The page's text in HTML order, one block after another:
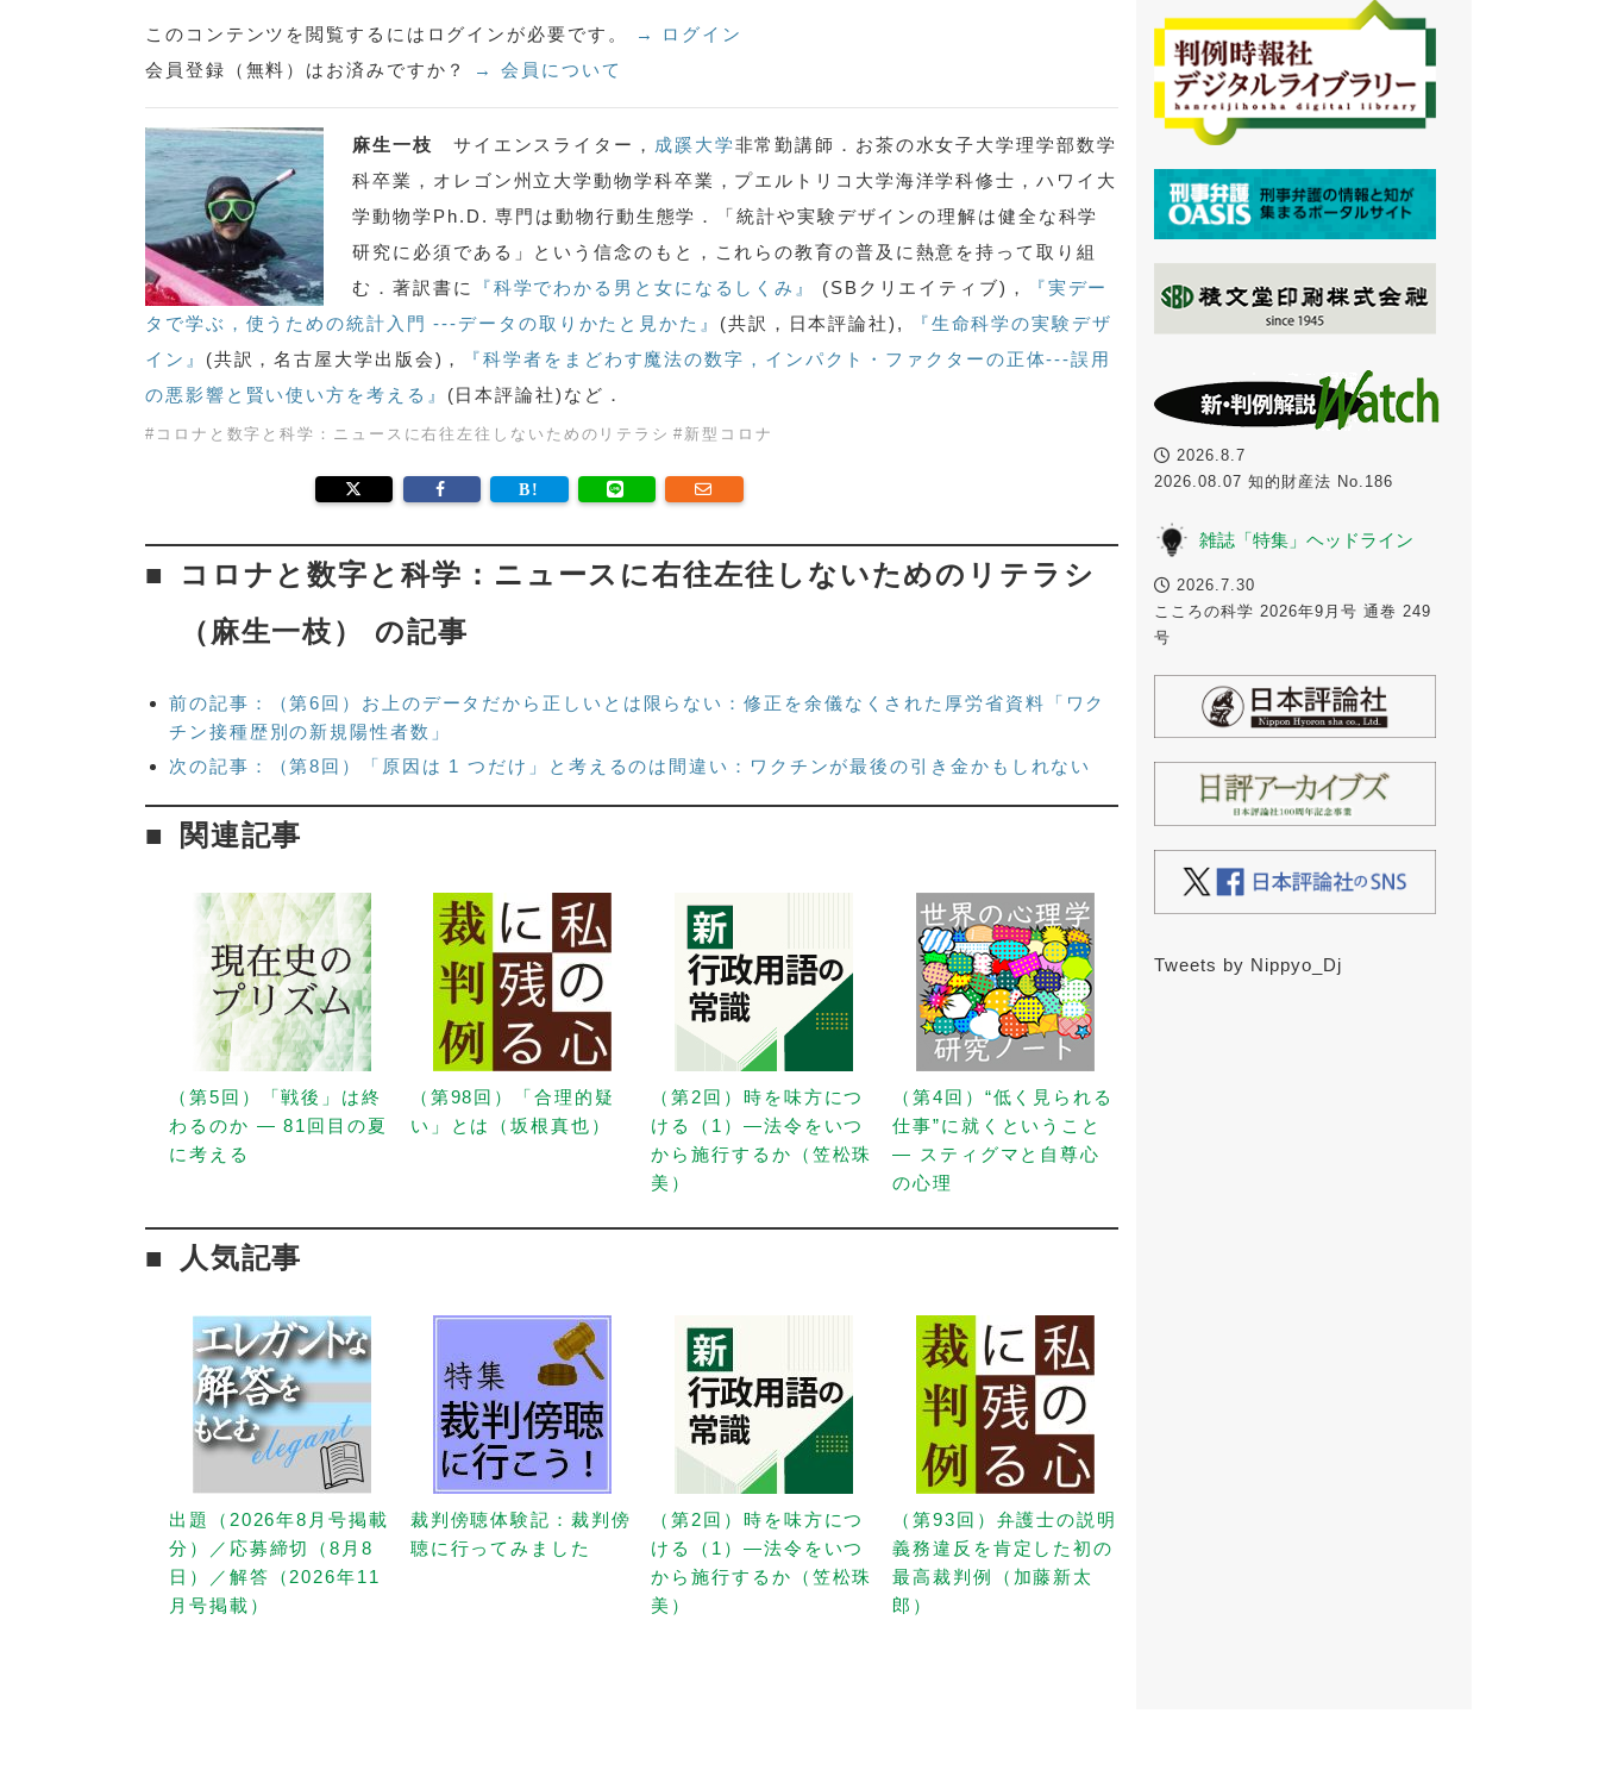
このコンテンツを閲覧するにはログインが必要です。
→ ログイン
会員登録（無料）はお済みですか？
→ 会員について
麻生一枝 サイエンスライター， 成蹊大学非常勤講師．お茶の水女子大学理学部数学
科卒業，オレゴン州立大学動物学科卒業，プエルトリコ大学海洋学科修士，ハワイ大
学動物学Ph.D. 専門は動物行動生態学．「統計や実験デザインの理解は健全な科学
研究に必須である」という信念のもと，これらの教育の普及に熱意を持って取り組
む．著訳書に
『科学でわかる男と女になるしくみ』 (SBクリエイティブ)，
『実デー
タで学ぶ，使うための統計入門 ---データの取りかたと見かた』 (共訳，日本評論社),
『生命科学の実験デザ
イン』 (共訳，名古屋大学出版会)，
『科学者をまどわす魔法の数字，インパクト・ファクターの正体---誤用
の悪影響と賢い使い方を考える』 (日本評論社)など．
# コロナと数字と科学：ニュースに右往左往しないためのリテラシ # 新型コロナ
コロナと数字と科学：ニュースに右往左往しないためのリテラシ
（麻生一枝） の記事
前の記事：（第6回）お上のデータだから正しいとは限らない：修正を余儀なくされた厚労省資料「ワク
チン接種歴別の新規陽性者数」
次の記事：（第8回）「原因は 1 つだけ」と考えるのは間違い：ワクチンが最後の引き金かもしれない
関連記事
（第5回）「戦後」は終
わるのか — 81回目の夏
に考える
（第98回）「合理的疑
い」とは（坂根真也）
（第2回）時を味方につ
ける（1）—法令をいつ
から施行するか（笠松珠
美）
（第4回）“低く見られる
仕事”に就くということ
— スティグマと自尊心
の心理
人気記事
出題（2026年8月号掲載
分）／応募締切（8月8
日）／解答（2026年11
月号掲載）
裁判傍聴体験記：裁判傍
聴に行ってみました
（第2回）時を味方につ
ける（1）—法令をいつ
から施行するか（笠松珠
美）
（第93回）弁護士の説明
義務違反を肯定した初の
最高裁判例（加藤新太
郎）
2026.8.7
2026.08.07 知的財産法 No.186
雑誌「特集」ヘッドライン
2026.7.30
こころの科学 2026年9月号 通巻 249
号
Tweets by Nippyo_Dj